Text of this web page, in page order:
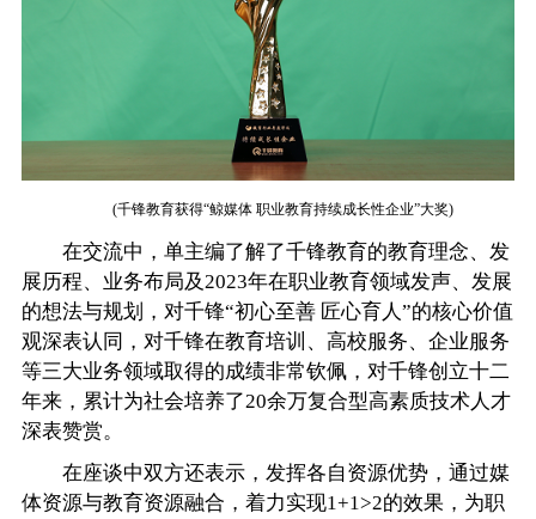
(千锋教育获得“鲸媒体 职业教育持续成长性企业”大奖)
在交流中，单主编了解了千锋教育的教育理念、发
展历程、业务布局及2023年在职业教育领域发声、发展
的想法与规划，对千锋“初心至善 匠心育人”的核心价值
观深表认同，对千锋在教育培训、高校服务、企业服务
等三大业务领域取得的成绩非常钦佩，对千锋创立十二
年来，累计为社会培养了20余万复合型高素质技术人才
深表赞赏。
在座谈中双方还表示，发挥各自资源优势，通过媒
体资源与教育资源融合，着力实现1+1>2的效果，为职